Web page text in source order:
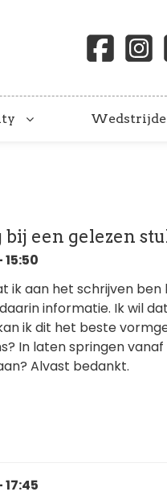
een gelezen
ik aan het schrijven
informatie. Ik wil
ik dit het beste
In laten springen
Alvast bedankt.